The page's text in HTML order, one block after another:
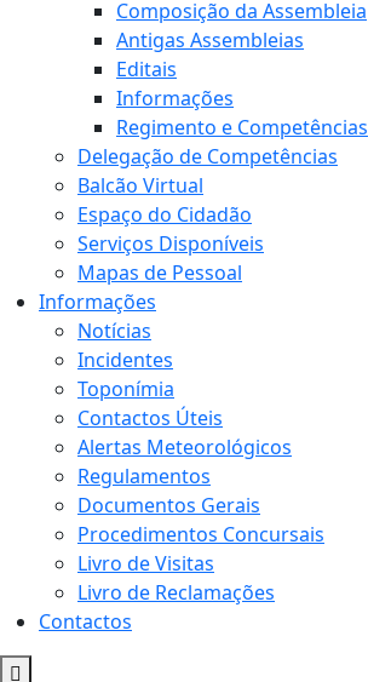
Composição da Assembleia
Antigas Assembleias
Editais
Informações
Regimento e Competências
Delegação de Competências
Balcão Virtual
Espaço do Cidadão
Serviços Disponíveis
Mapas de Pessoal
Informações
Notícias
Incidentes
Toponímia
Contactos Úteis
Alertas Meteorológicos
Regulamentos
Documentos Gerais
Procedimentos Concursais
Livro de Visitas
Livro de Reclamações
Contactos